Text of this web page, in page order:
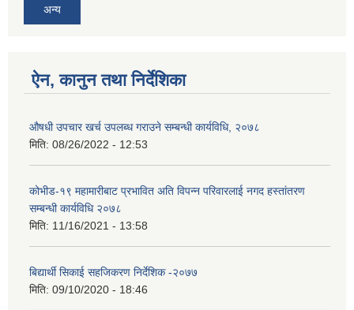
अन्य
ऐन, कानुन तथा निर्देशिका
औषधी उपचार खर्च उपलब्ध गराउने सम्बन्धी कार्यविधि, २०७८
मिति: 08/26/2022 - 12:53
कोभीड-१९ महामारीबाट प्रभावित अति विपन्न परिवारलाई नगद हस्तांतरण
सम्बन्धी कार्यविधि २०७८
मिति: 11/16/2021 - 13:58
बिद्यार्थी सिकाई सहजिकरण निर्देशिक -२०७७
मिति: 09/10/2020 - 18:46